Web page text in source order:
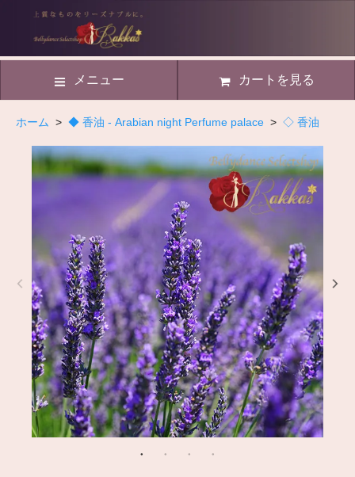
メニュー カートを見る
ホーム > ◆ 香油 - Arabian night Perfume palace > ◇ 香油